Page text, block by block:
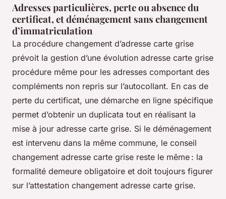
Adresses particulières, perte ou absence du
certificat, et déménagement sans changement
d’immatriculation
La procédure changement d’adresse carte grise
prévoit la gestion d’une évolution adresse carte grise
procédure même pour les adresses comportant des
compléments non repris sur l’autocollant. En cas de
perte du certificat, une démarche en ligne spécifique
permet d’obtenir un duplicata tout en réalisant la
mise à jour adresse carte grise. Si le déménagement
est intervenu dans la même commune, le conseil
changement adresse carte grise reste le même : la
formalité demeure obligatoire et doit toujours figurer
sur l’attestation changement adresse carte grise.